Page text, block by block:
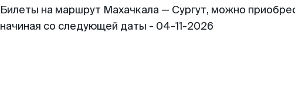
Билеты на маршрут Махачкала — Сургут, можно
начиная со следующей даты - 04-11-2026